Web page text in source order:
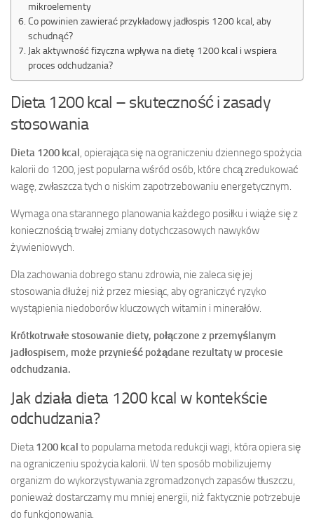
mikroelementy
Co powinien zawierać przykładowy jadłospis 1200 kcal, aby
schudnąć?
Jak aktywność fizyczna wpływa na dietę 1200 kcal i wspiera
proces odchudzania?
Dieta 1200 kcal – skuteczność i zasady
stosowania
Dieta 1200 kcal, opierająca się na ograniczeniu dziennego spożycia
kalorii do 1200, jest popularna wśród osób, które chcą zredukować
wagę, zwłaszcza tych o niskim zapotrzebowaniu energetycznym.
Wymaga ona starannego planowania każdego posiłku i wiąże się z
koniecznością trwałej zmiany dotychczasowych nawyków
żywieniowych.
Dla zachowania dobrego stanu zdrowia, nie zaleca się jej
stosowania dłużej niż przez miesiąc, aby ograniczyć ryzyko
wystąpienia niedoborów kluczowych witamin i minerałów.
Krótkotrwałe stosowanie diety, połączone z przemyślanym
jadłospisem, może przynieść pożądane rezultaty w procesie
odchudzania.
Jak działa dieta 1200 kcal w kontekście
odchudzania?
Dieta1200 kcal to popularna metoda redukcji wagi, która opiera się
na ograniczeniu spożycia kalorii. W ten sposób mobilizujemy
organizm do wykorzystywania zgromadzonych zapasów tłuszczu,
ponieważ dostarczamy mu mniej energii, niż faktycznie potrzebuje
do funkcjonowania.